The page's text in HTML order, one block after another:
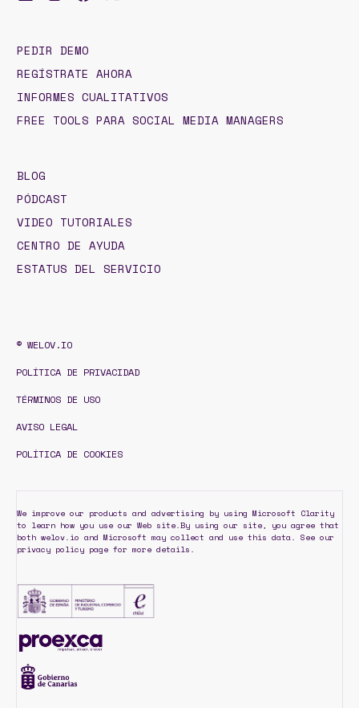
PEDIR DEMO
REGÍSTRATE AHORA
INFORMES CUALITATIVOS
FREE TOOLS PARA SOCIAL MEDIA MANAGERS
BLOG
PÓDCAST
VIDEO TUTORIALES
CENTRO DE AYUDA
ESTATUS DEL SERVICIO
© WELOV.IO
POLÍTICA DE PRIVACIDAD
TÉRMINOS DE USO
AVISO LEGAL
POLÍTICA DE COOKIES
We improve our products and advertising by using Microsoft Clarity
to learn how you use our Web site.By using our site, you agree that
both welov.io and Microsoft may collect and use this data. See our
privacy policy page for more details.